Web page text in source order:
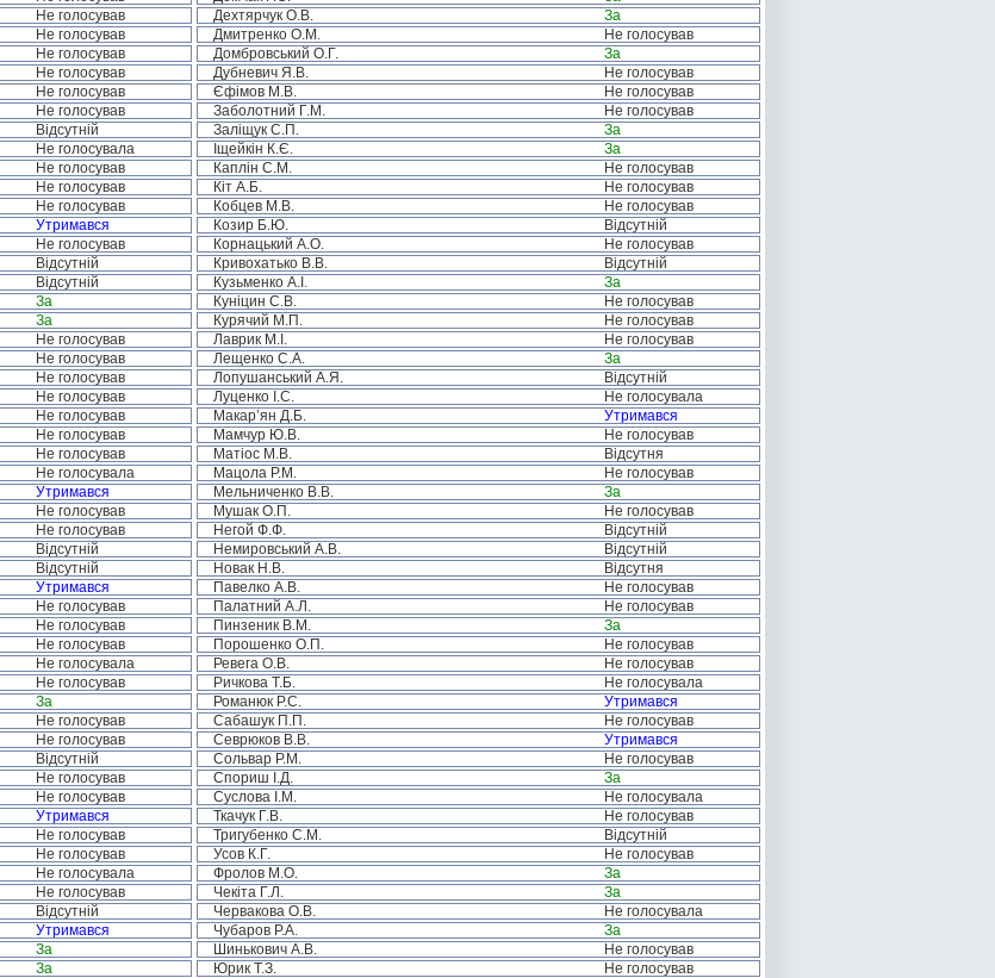
Не голосував Дехтярчук О.В.
За
Не голосував Дмитренко О.М.
Не голосував
Не голосував Домбровський О.Г.
За
Не голосував Дубневич Я.В.
Не голосував
Не голосував Єфімов М.В.
Не голосував
Не голосував Заболотний Г.М.
Не голосував
Відсутній Заліщук С.П.
За
Не голосувала Іщейкін К.Є.
За
Не голосував Каплін С.М.
Не голосував
Не голосував Кіт А.Б.
Не голосував
Не голосував Кобцев М.В.
Не голосував
Утримався Козир Б.Ю.
Відсутній
Не голосував Корнацький А.О.
Не голосував
Відсутній Кривохатько В.В.
Відсутній
Відсутній Кузьменко А.І.
За
За Куніцин С.В.
Не голосував
За Курячий М.П.
Не голосував
Не голосував Лаврик М.І.
Не голосував
Не голосував Лещенко С.А.
За
Не голосував Лопушанський А.Я.
Відсутній
Не голосував Луценко І.С.
Не голосувала
Не голосував Макар’ян Д.Б.
Утримався
Не голосував Мамчур Ю.В.
Не голосував
Не голосував Матіос М.В.
Відсутня
Не голосувала Мацола Р.М.
Не голосував
Утримався Мельниченко В.В.
За
Не голосував Мушак О.П.
Не голосував
Не голосував Негой Ф.Ф.
Відсутній
Відсутній Немировський А.В.
Відсутній
Відсутній Новак Н.В.
Відсутня
Утримався Павелко А.В.
Не голосував
Не голосував Палатний А.Л.
Не голосував
Не голосував Пинзеник В.М.
За
Не голосував Порошенко О.П.
Не голосував
Не голосувала Ревега О.В.
Не голосував
Не голосував Ричкова Т.Б.
Не голосувала
За Романюк Р.С.
Утримався
Не голосував Сабашук П.П.
Не голосував
Не голосував Севрюков В.В.
Утримався
Відсутній Сольвар Р.М.
Не голосував
Не голосував Спориш І.Д.
За
Не голосував Суслова І.М.
Не голосувала
Утримався Ткачук Г.В.
Не голосував
Не голосував Тригубенко С.М.
Відсутній
Не голосував Усов К.Г.
Не голосував
Не голосувала Фролов М.О.
За
Не голосував Чекіта Г.Л.
За
Відсутній Червакова О.В.
Не голосувала
Утримався Чубаров Р.А.
За
За Шинькович А.В.
Не голосував
За Юрик Т.З.
Не голосував